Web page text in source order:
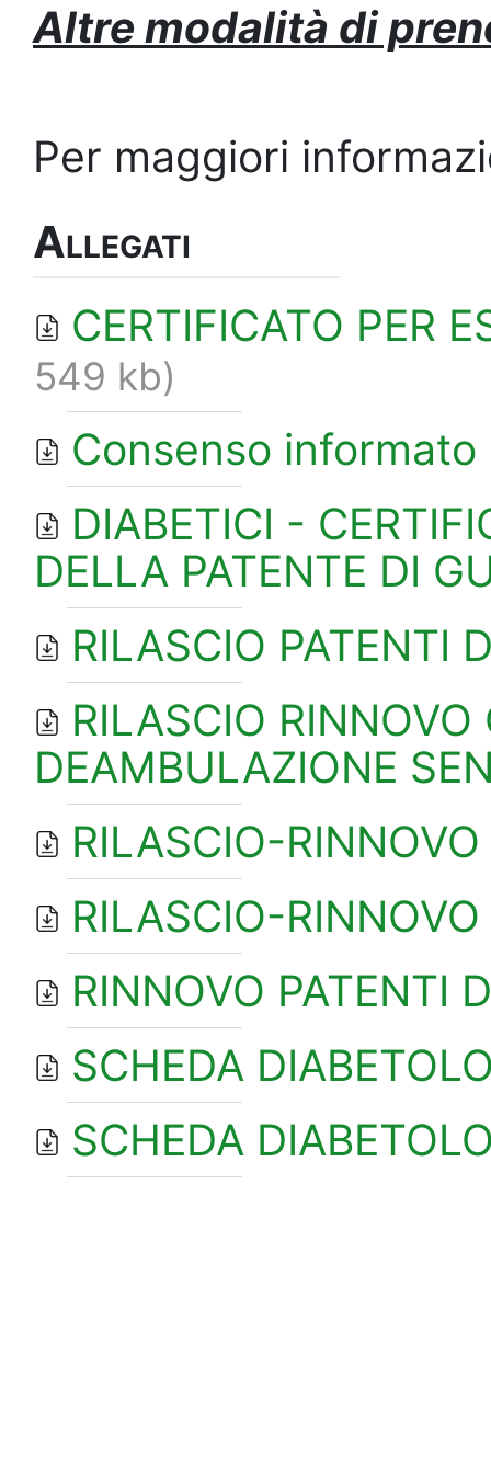
Altre modalità di
Per maggiori
Allegati
CERTIFICATO PER
549 kb)
Consenso informato
DIABETICI -
DELLA PATENTE DI
RILASCIO PATENTI
RILASCIO RINNOVO
DEAMBULAZIONE
RILASCIO-
RILASCIO-
RINNOVO PATENTI
SCHEDA
SCHEDA